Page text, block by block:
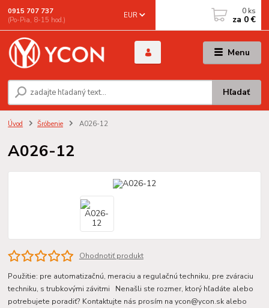
Menu
EUR
Hľadať
0915 707 737
(Po-Pia, 8-15 hod.)
0 ks
za 0 €
Úvod Šróbenie A026-12
A026-12
Ohodnotiť produkt
Použitie: pre automatizačnú, meraciu a regulačnú techniku, pre zváraciu
techniku, s trubkovými závitmi Nenašli ste rozmer, ktorý hľadáte alebo
potrebujete poradiť? Kontaktujte nás prosím na ycon@ycon.sk alebo